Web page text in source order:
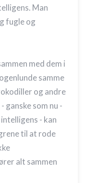
Man
fugle og
med dem i
samme
og andre
ganske som nu -
- kan
til at rode
alt sammen